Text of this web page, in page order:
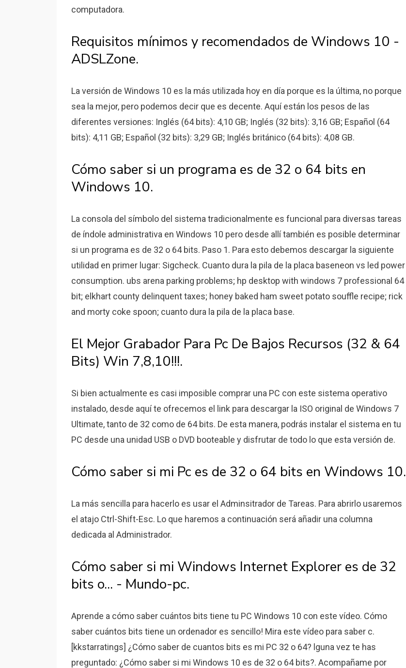
computadora.
Requisitos mínimos y recomendados de Windows 10 -
ADSLZone.
La versión de Windows 10 es la más utilizada hoy en día porque es la última, no porque
sea la mejor, pero podemos decir que es decente. Aquí están los pesos de las
diferentes versiones: Inglés (64 bits): 4,10 GB; Inglés (32 bits): 3,16 GB; Español (64
bits): 4,11 GB; Español (32 bits): 3,29 GB; Inglés británico (64 bits): 4,08 GB.
Cómo saber si un programa es de 32 o 64 bits en
Windows 10.
La consola del símbolo del sistema tradicionalmente es funcional para diversas tareas
de índole administrativa en Windows 10 pero desde allí también es posible determinar
si un programa es de 32 o 64 bits. Paso 1. Para esto debemos descargar la siguiente
utilidad en primer lugar: Sigcheck. Cuanto dura la pila de la placa baseneon vs led power
consumption. ubs arena parking problems; hp desktop with windows 7 professional 64
bit; elkhart county delinquent taxes; honey baked ham sweet potato souffle recipe; rick
and morty coke spoon; cuanto dura la pila de la placa base.
El Mejor Grabador Para Pc De Bajos Recursos (32 & 64
Bits) Win 7,8,10!!!.
Si bien actualmente es casi imposible comprar una PC con este sistema operativo
instalado, desde aquí te ofrecemos el link para descargar la ISO original de Windows 7
Ultimate, tanto de 32 como de 64 bits. De esta manera, podrás instalar el sistema en tu
PC desde una unidad USB o DVD booteable y disfrutar de todo lo que esta versión de.
Cómo saber si mi Pc es de 32 o 64 bits en Windows 10.
La más sencilla para hacerlo es usar el Adminsitrador de Tareas. Para abrirlo usaremos
el atajo Ctrl-Shift-Esc. Lo que haremos a continuación será añadir una columna
dedicada al Administrador.
Cómo saber si mi Windows Internet Explorer es de 32
bits o... - Mundo-pc.
Aprende a cómo saber cuántos bits tiene tu PC Windows 10 con este vídeo. Cómo
saber cuántos bits tiene un ordenador es sencillo! Mira este vídeo para saber c.
[kkstarratings] ¿Cómo saber de cuantos bits es mi PC 32 o 64? lguna vez te has
preguntado: ¿Cómo saber si mi Windows 10 es de 32 o 64 bits?. Acompañame por